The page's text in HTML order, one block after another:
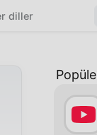
diller